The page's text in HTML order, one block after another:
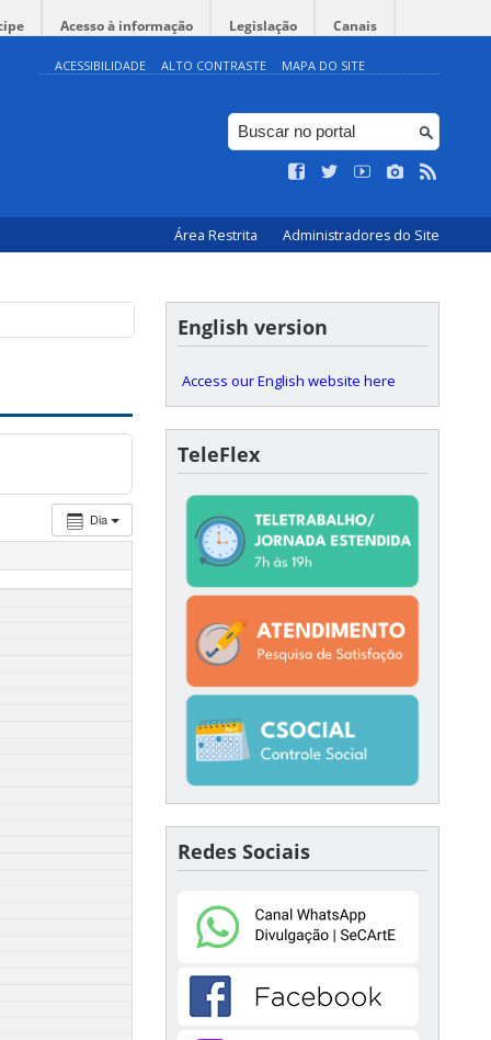
Acesso à informação Legislação Canais
ACESSIBILIDADE ALTO CONTRASTE MAPA DO SITE
Área Restrita Administradores do Site
Dia
English version
Access our English website here
TeleFlex
Redes Sociais